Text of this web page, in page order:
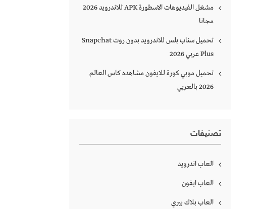
مشغل الفيديوهات الاسطورة APK للاندرويد 2026
مجانا
تحميل سناب بلس للاندرويد بدون روت Snapchat
Plus‏ عربي 2026
تحميل موبي كورة للايفون مشاهده كاس العالم
2026 بالعربي
تصنيفات
العاب اندرويد
العاب ايفون
العاب بلاك بيري